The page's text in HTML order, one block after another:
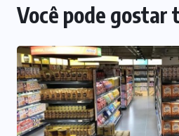
Você pode gostar